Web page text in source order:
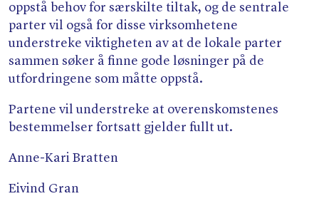
oppstå behov for særskilte tiltak, og de sentrale
parter vil også for disse virksomhetene
understreke viktigheten av at de lokale parter
sammen søker å finne gode løsninger på de
utfordringene som måtte oppstå.
Partene vil understreke at overenskomstenes
bestemmelser fortsatt gjelder fullt ut.
Anne-Kari Bratten
Eivind Gran